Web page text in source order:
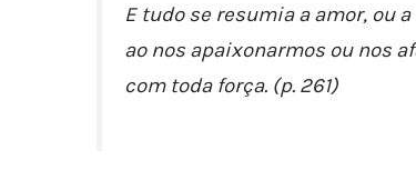
E tudo se resumia a amor, ou
ao nos apaixonarmos ou nos
com toda força. (p. 261)